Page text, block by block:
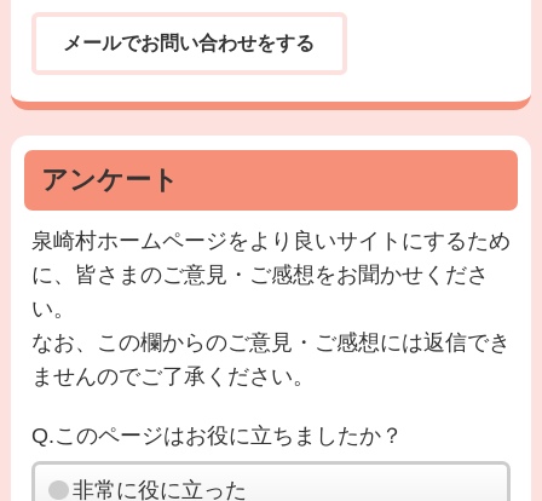
メールでお問い合わせをする
アンケート
泉崎村ホームページをより良いサイトにするため
に、皆さまのご意見・ご感想をお聞かせくださ
い。
なお、この欄からのご意見・ご感想には返信でき
ませんのでご了承ください。
Q.このページはお役に立ちましたか？
非常に役に立った